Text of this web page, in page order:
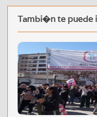
Tambi�n te puede